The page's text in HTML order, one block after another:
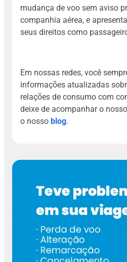
mudança de voo sem aviso
companhia aérea, e
seus direitos como
Em nossas redes, você
informações atualizadas
relações de consumo com
deixe de acompanhar o nosso
o nosso blog.